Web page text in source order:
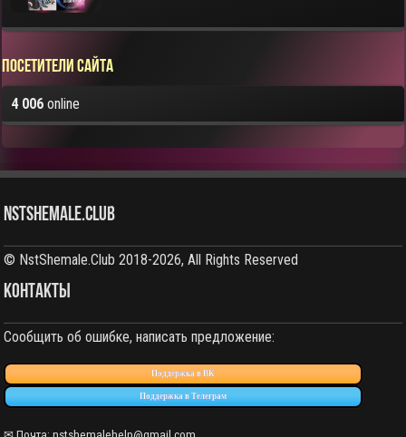
Посетители сайта
4 006 online
NstShemale.Club
© NstShemale.Club 2018-2026, All Rights Reserved
КОНТАКТЫ
Сообщить об ошибке, написать предложение:
Поддержка в ВК
Поддержка в Телеграм